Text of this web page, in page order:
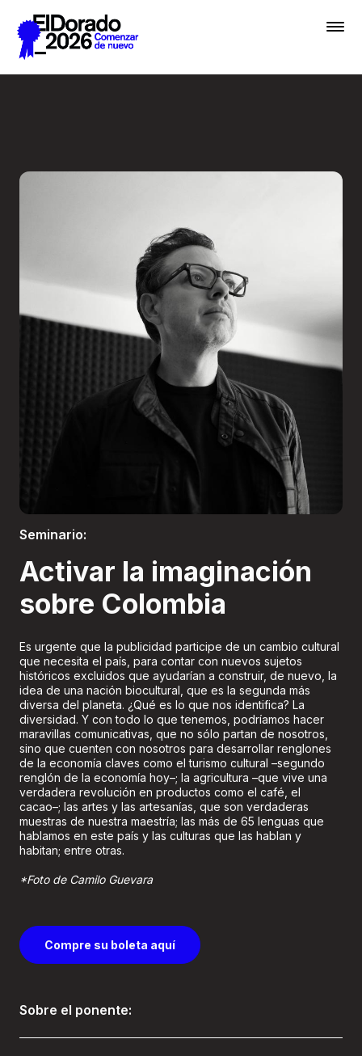
Saltar al contenido principal
Inscribir
Boletería
Seminario:
Activar la imaginación
sobre Colombia
Es urgente que la publicidad participe de un cambio cultural
que necesita el país, para contar con nuevos sujetos
históricos excluidos que ayudarían a construir, de nuevo, la
idea de una nación biocultural, que es la segunda más
diversa del planeta. ¿Qué es lo que nos identifica? La
diversidad. Y con todo lo que tenemos, podríamos hacer
maravillas comunicativas, que no sólo partan de nosotros,
sino que cuenten con nosotros para desarrollar renglones
de la economía claves como el turismo cultural –segundo
renglón de la economía hoy–; la agricultura –que vive una
verdadera revolución en productos como el café, el
cacao–; las artes y las artesanías, que son verdaderas
muestras de nuestra maestría; las más de 65 lenguas que
hablamos en este país y las culturas que las hablan y
habitan; entre otras.
*Foto de Camilo Guevara
Compre su boleta aquí
Sobre el ponente: